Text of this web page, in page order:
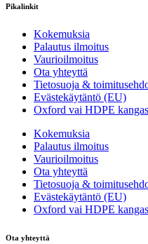
Pikalinkit
Kokemuksia
Palautus ilmoitus
Vaurioilmoitus
Ota yhteyttä
Tietosuoja &
Evästekäytäntö (EU)
Oxford vai HDPE
Kokemuksia
Palautus ilmoitus
Vaurioilmoitus
Ota yhteyttä
Tietosuoja &
Evästekäytäntö (EU)
Oxford vai HDPE
Ota yhteyttä